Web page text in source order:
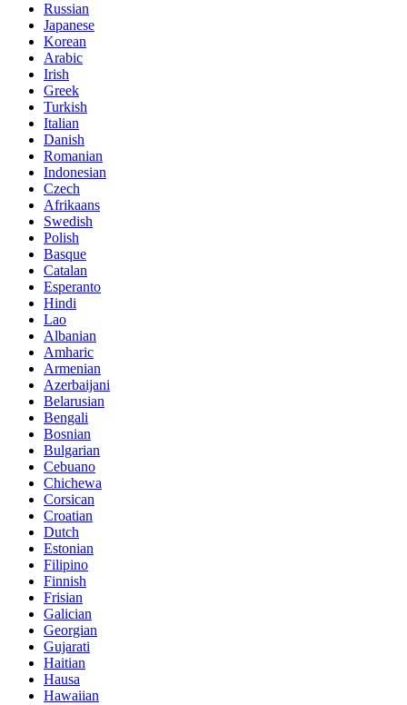
Russian
Japanese
Korean
Arabic
Irish
Greek
Turkish
Italian
Danish
Romanian
Indonesian
Czech
Afrikaans
Swedish
Polish
Basque
Catalan
Esperanto
Hindi
Lao
Albanian
Amharic
Armenian
Azerbaijani
Belarusian
Bengali
Bosnian
Bulgarian
Cebuano
Chichewa
Corsican
Croatian
Dutch
Estonian
Filipino
Finnish
Frisian
Galician
Georgian
Gujarati
Haitian
Hausa
Hawaiian